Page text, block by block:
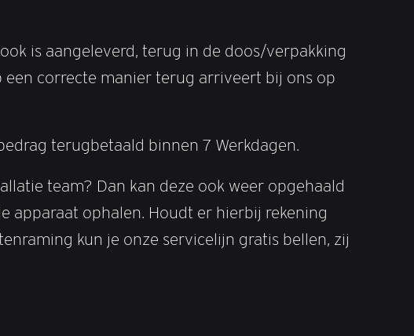
is aangeleverd, terug in de doos/verpakking
correcte manier terug arriveert bij ons op
terugbetaald binnen 7 Werkdagen.
team? Dan kan deze ook weer opgehaald
apparaat ophalen. Houdt er hierbij rekening
kun je onze servicelijn gratis bellen, zij